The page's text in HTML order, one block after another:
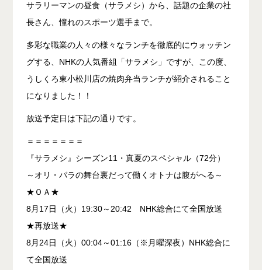
サラリーマンの昼食（サラメシ）から、話題の企業の社
長さん、憧れのスポーツ選手まで。
多彩な職業の人々の様々なランチを徹底的にウォッチン
グする、NHKの人気番組「サラメシ」ですが、この度、
うしくろ東小松川店の焼肉弁当ランチが紹介されること
になりました！！
放送予定日は下記の通りです。
＝＝＝＝＝＝＝
『サラメシ』シーズン11・真夏のスペシャル（72分）
～オリ・パラの舞台裏だって働くオトナは腹がへる～
★ＯＡ★
8月17日（火）19:30～20:42 NHK総合にて全国放送
★再放送★
8月24日（火）00:04～01:16（※月曜深夜）NHK総合に
て全国放送